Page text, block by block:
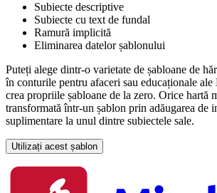
Subiecte descriptive
Subiecte cu text de fundal
Ramură implicită
Eliminarea datelor șablonului
Puteți alege dintr-o varietate de șabloane de
în conturile pentru afaceri sau educaționale
crea propriile șabloane de la zero. Orice hartă
transformată într-un șablon prin adăugarea de
suplimentare la unul dintre subiectele sale.
Utilizați acest șablon